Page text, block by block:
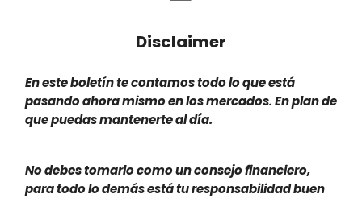
Disclaimer
En este boletín te contamos todo lo que está
pasando ahora mismo en los mercados. En plan de
que puedas mantenerte al día.
No debes tomarlo como un consejo financiero,
para todo lo demás está tu responsabilidad buen